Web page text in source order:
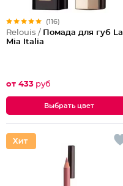
(116)
Relouis / Помада для губ La
Mia Italia
от 433 руб
Выбрать цвет